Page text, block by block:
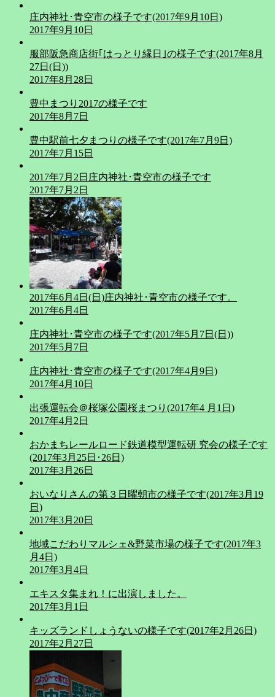
庄内神社･青空市の様子です(2017年9月10日)
2017年9月10日
服部阪急商店街｢はっとり縁日｣の様子です(2017年8月
27日(日))
2017年8月28日
豊中まつり2017の様子です
2017年8月7日
豊中駅前七夕まつりの様子です(2017年7月9日)
2017年7月15日
2017年7月2日庄内神社･青空市の様子です
2017年7月2日
2017年6月4日(日)庄内神社･青空市の様子です。
2017年6月4日
庄内神社･青空市の様子です(2017年5月7日(日))
2017年5月7日
庄内神社･青空市の様子です(2017年4月9日)
2017年4月10日
出張運転会＠桜塚公園桜まつり(2017年4 月1日)
2017年4月2日
おかまちレールロード鉄道模型運転研 究会の様子です
(2017年3月25日･26日)
2017年3月26日
おいなりさんの第３日曜朝市の様子です(2017年3月19
日)
2017年3月20日
地域こだわりマルシェ&野菜市場の様子です(2017年3
月4日)
2017年3月4日
エキスタ集まれ！に出演しました。
2017年3月1日
キッズランドしょうないの様子です(2017年2月26日)
2017年2月27日